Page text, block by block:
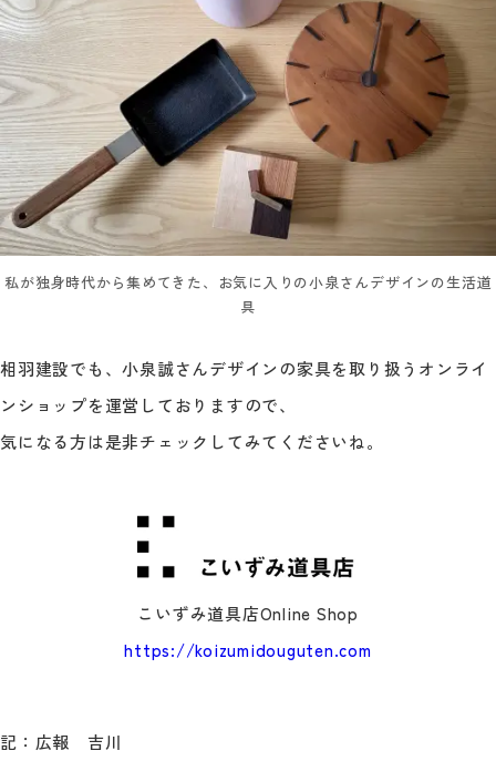
私が独身時代から集めてきた、お気に入りの小泉さんデザインの生活道
具
相羽建設でも、小泉誠さんデザインの家具を取り扱うオンライ
ンショップを運営しておりますので、
気になる方は是非チェックしてみてくださいね。
こいずみ道具店Online Shop
https://koizumidouguten.com
記：広報 吉川